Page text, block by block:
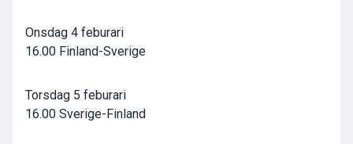
Onsdag 4 feburari
16.00 Finland-Sverige
Torsdag 5 feburari
16.00 Sverige-Finland